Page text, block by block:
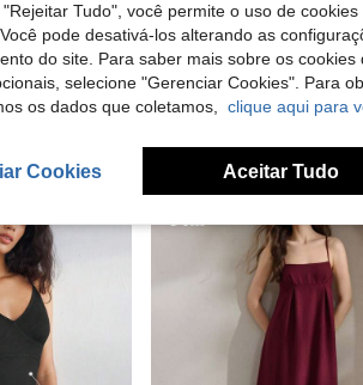
EURMUSE Tall Vestido de pijama de estar em casa para mulher, tamanho grande, com botões à frente e detalhe em cor contrastante, em algodão, conjunto de pijama verde sálvia, camisola de dormir com botões para mulher
#Azul frio
-5% LUVLETTE Camisola básica azul de verão, macia, de algodão, com decote em V, conjunto de pijama feminino, vestido de
10,00€ 10,62€
Tudo", você permite o uso de
pode desativá-los alterando as
do site. Para saber mais sobre os
selecione "Gerenciar Cookies". Para
os dados que coletamos, clique aqui para
Cookies Aceitar Tudo